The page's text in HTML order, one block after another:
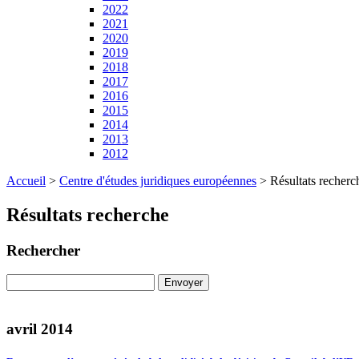
2022
2021
2020
2019
2018
2017
2016
2015
2014
2013
2012
Accueil > Centre d'études juridiques européennes > Résultats
Résultats recherche
Rechercher
avril 2014